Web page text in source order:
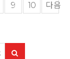
9 10 다음